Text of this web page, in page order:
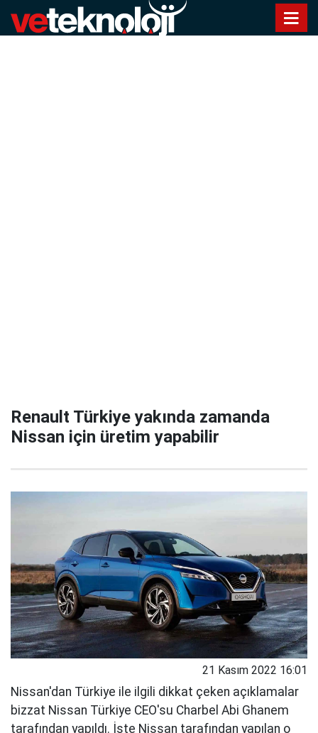
Renault Türkiye yakında zamanda
Nissan için üretim yapabilir
21 Kasım 2022 16:01
Nissan'dan Türkiye ile ilgili dikkat çeken açıklamalar
bizzat Nissan Türkiye CEO'su Charbel Abi Ghanem
tarafından yapıldı. İşte Nissan tarafından yapılan o